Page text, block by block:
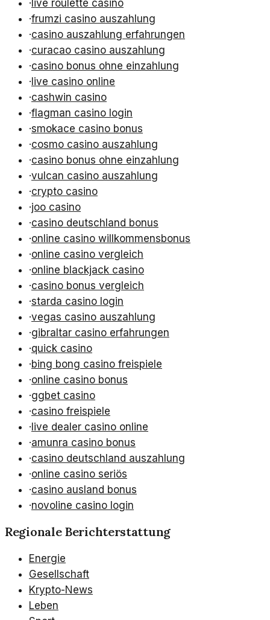
· live roulette casino
·frumzi casino auszahlung
·casino auszahlung erfahrungen
·curacao casino auszahlung
·casino bonus ohne einzahlung
· live casino online
·cashwin casino
·flagman casino login
·smokace casino bonus
·cosmo casino auszahlung
·casino bonus ohne einzahlung
·vulcan casino auszahlung
·crypto casino
·joo casino
·casino deutschland bonus
·online casino willkommensbonus
·online casino vergleich
·online blackjack casino
·casino bonus vergleich
·starda casino login
·vegas casino auszahlung
·gibraltar casino erfahrungen
·quick casino
·bing bong casino freispiele
·online casino bonus
·ggbet casino
·casino freispiele
· live dealer casino online
·amunra casino bonus
·casino deutschland auszahlung
·online casino seriös
·casino ausland bonus
·novoline casino login
Regionale Berichterstattung
Energie
Gesellschaft
Krypto-News
Leben